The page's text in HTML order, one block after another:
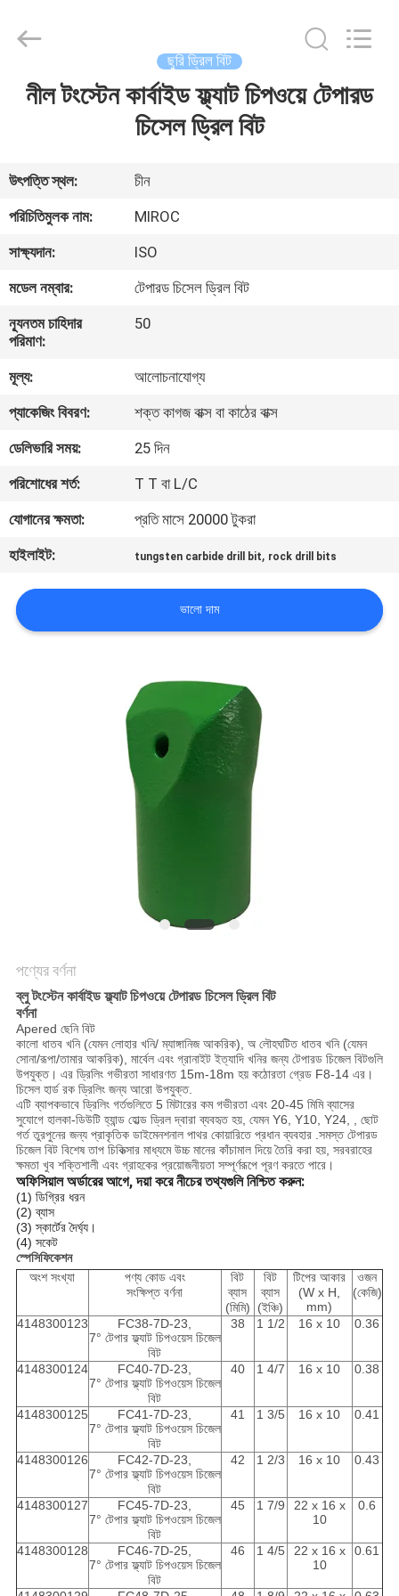
বাড়ি
আমাদের
সম্পর্কে
কারখানা
ভ্রমণ
মান
নিয়ন্ত্রণ
যোগাযোগ
করুন
উদ্ধৃতির
জন্য
আবেদন
Reserved.
ছুরি ড্রিল বিট
নীল টংস্টেন কার্বাইড ফ্ল্যাট চিপওয়ে টেপারড
চিসেল ড্রিল বিট
উৎপত্তি স্থল:
চীন
পরিচিতিমুলক নাম:
MIROC
সাক্ষ্যদান:
ISO
মডেল নম্বার:
টেপারড চিসেল ড্রিল বিট
ন্যূনতম চাহিদার
পরিমাণ:
50
মূল্য:
আলোচনাযোগ্য
প্যাকেজিং বিবরণ:
শক্ত কাগজ বাক্স বা কাঠের বাক্স
ডেলিভারি সময়:
25 দিন
পরিশোধের শর্ত:
T T বা L/C
যোগানের ক্ষমতা:
প্রতি মাসে 20000 টুকরা
হাইলাইট:
tungsten carbide drill bit, rock drill bits
ভালো দাম
পণ্যের বর্ণনা
ব্লু টংস্টেন কার্বাইড ফ্ল্যাট চিপওয়ে টেপারড চিসেল ড্রিল বিট
বর্ণনা
Apered ছেনি বিট
কালো ধাতব খনি (যেমন লোহার খনি/ ম্যাঙ্গানিজ আকরিক), অ লৌহঘটিত ধাতব খনি (যেমন
সোনা/রূপা/তামার আকরিক), মার্বেল এবং গ্রানাইট ইত্যাদি খনির জন্য টেপারড চিজেল বিটগুলি
উপযুক্ত। এর ড্রিলিং গভীরতা সাধারণত 15m-18m হয় কঠোরতা গ্রেড F8-14 এর।
চিসেল হার্ড রক ড্রিলিং জন্য আরো উপযুক্ত.
এটি ব্যাপকভাবে ড্রিলিং গর্তগুলিতে 5 মিটারের কম গভীরতা এবং 20-45 মিমি ব্যাসের
সুযোগে হালকা-ডিউটি ​​হ্যান্ড হোল্ড ড্রিল দ্বারা ব্যবহৃত হয়, যেমন Y6, Y10, Y24, , ছোট
গর্ত তুরপুনের জন্য প্রাকৃতিক ডাইমেনশনাল পাথর কোয়ারিতে প্রধান ব্যবহার .সমস্ত টেপারড
চিজেল বিট বিশেষ তাপ চিকিত্সার মাধ্যমে উচ্চ মানের কাঁচামাল দিয়ে তৈরি করা হয়, সরবরাহের
ক্ষমতা খুব শক্তিশালী এবং গ্রাহকের প্রয়োজনীয়তা সম্পূর্ণরূপে পূরণ করতে পারে।
অফিসিয়াল অর্ডারের আগে, দয়া করে নীচের তথ্যগুলি নিশ্চিত করুন:
(1) ডিগ্রির ধরন
(2) ব্যাস
(3) স্কার্টের দৈর্ঘ্য।
(4) সকেট
স্পেসিফিকেশন
অংশ সংখ্যা
পণ্য কোড এবং
সংক্ষিপ্ত বর্ণনা
বিট
ব্যাস
(মিমি)
বিট
ব্যাস
(ইঞ্চি)
টিপের আকার
(W x H,
mm)
ওজন
(কেজি)
4148300123
FC38-7D-23,
7° টেপার ফ্ল্যাট চিপওয়েস চিজেল
বিট
38 1 1/2 16 x 10 0.36
4148300124
FC40-7D-23,
7° টেপার ফ্ল্যাট চিপওয়েস চিজেল
বিট
40 1 4/7 16 x 10 0.38
4148300125
FC41-7D-23,
7° টেপার ফ্ল্যাট চিপওয়েস চিজেল
বিট
41 1 3/5 16 x 10 0.41
4148300126
FC42-7D-23,
7° টেপার ফ্ল্যাট চিপওয়েস চিজেল
বিট
42 1 2/3 16 x 10 0.43
4148300127
FC45-7D-23,
7° টেপার ফ্ল্যাট চিপওয়েস চিজেল
বিট
45 1 7/9
22 x 16 x
10
0.6
4148300128
FC46-7D-25,
7° টেপার ফ্ল্যাট চিপওয়েস চিজেল
বিট
46 1 4/5
22 x 16 x
10
0.61